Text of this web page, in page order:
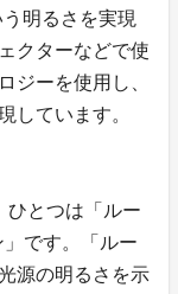
明るさを実現
クターなどで使
ジーを使用し、
しています。
ひとつは「ルー
です。「ルー
源の明るさを示